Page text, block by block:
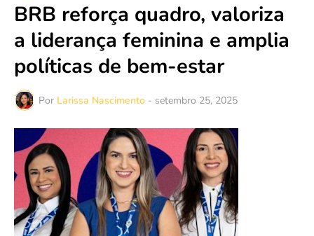
BRB reforça quadro, valoriza
a liderança feminina e amplia
políticas de bem-estar
Por Larissa Nascimento - setembro 25, 2025